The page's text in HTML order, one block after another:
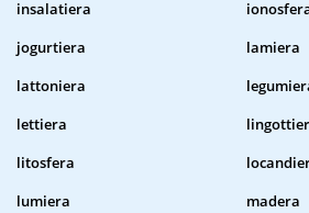
insalatiera
jogurtiera
lamiera
lattoniera
lettiera
litosfera
lumiera
madera